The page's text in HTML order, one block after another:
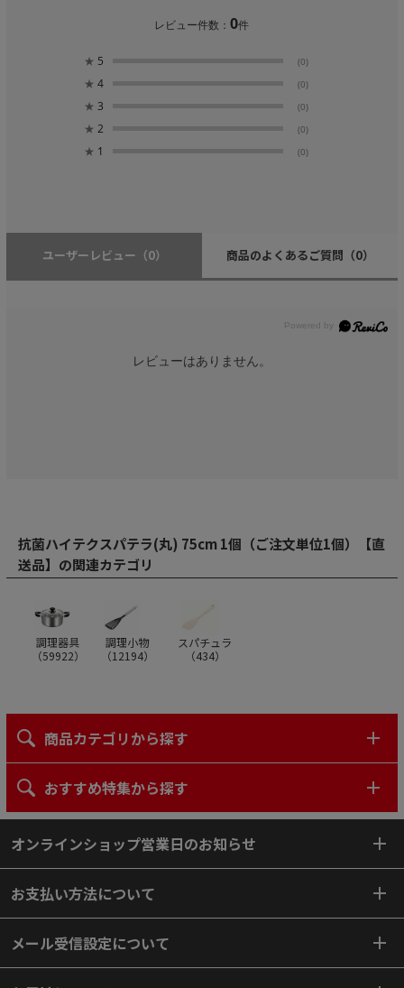
レビュー件数：0件
★ 5 (0)
★ 4 (0)
★ 3 (0)
★ 2 (0)
★ 1 (0)
ユーザーレビュー （0） 商品のよくあるご質問 （0）
レビューはありません。
抗菌ハイテクスパテラ(丸) 75cm 1個（ご注文単位1個）【直
送品】の関連カテゴリ
調理器具
（59922）
調理小物
（12194）
スパチュラ
（434）
商品カテゴリから探す
おすすめ特集から探す
オンラインショップ営業日のお知らせ
お支払い方法について
メール受信設定について